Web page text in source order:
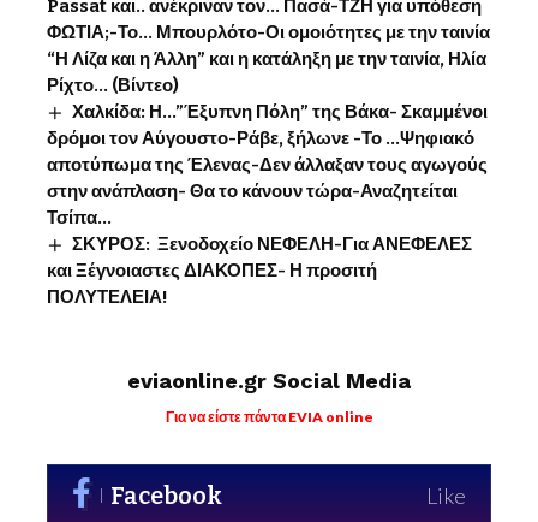
Passat και.. ανέκριναν τον… Πασά-ΤΖΗ για υπόθεση
ΦΩΤΙΑ;-Το… Μπουρλότο-Οι ομοιότητες με την ταινία
“Η Λίζα και η Άλλη” και η κατάληξη με την ταινία, Ηλία
Ρίχτο… (Βίντεο)
Χαλκίδα: Η…”Έξυπνη Πόλη” της Βάκα- Σκαμμένοι
δρόμοι τον Αύγουστο-Ράβε, ξήλωνε -Το …Ψηφιακό
αποτύπωμα της Έλενας-Δεν άλλαξαν τους αγωγούς
στην ανάπλαση- Θα το κάνουν τώρα-Αναζητείται
Τσίπα…
ΣΚΥΡΟΣ: Ξενοδοχείο ΝΕΦΕΛΗ-Για ΑΝΕΦΕΛΕΣ
και Ξέγνοιαστες ΔΙΑΚΟΠΕΣ- Η προσιτή
ΠΟΛΥΤΕΛΕΙΑ!
eviaonline.gr Social Media
Για να είστε πάντα EVIA online
Facebook Like